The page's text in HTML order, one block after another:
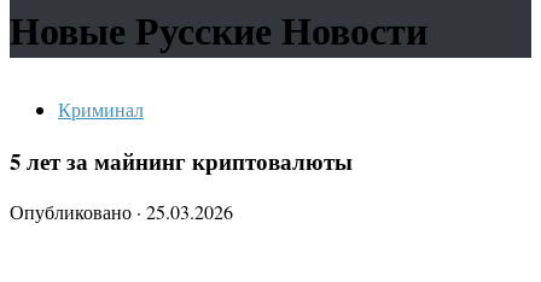
Новые Русские Новости
Криминал
5 лет за майнинг криптовалюты
Опубликовано · 25.03.2026